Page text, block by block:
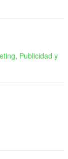
, Publicidad y